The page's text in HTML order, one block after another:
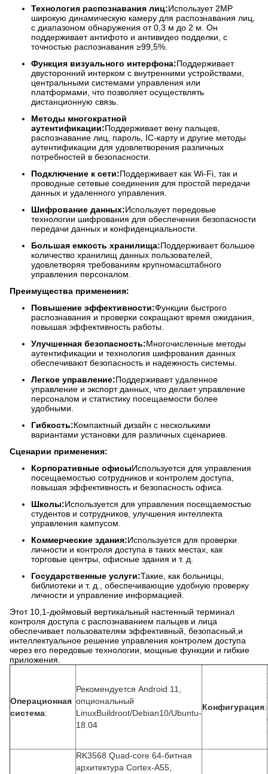
Технология распознавания лиц:Использует 2MP
широкую динамическую камеру для распознавания лиц,
с диапазоном обнаружения от 0,3 м до 2 м. Он
поддерживает антифото и антивидео подделки, с
точностью распознавания ≥99,5%.
Функция визуального интерфона:Поддерживает
двусторонний интерком с внутренними устройствами,
центральными системами управления или
платформами, что позволяет осуществлять
дистанционную связь.
Методы многократной
аутентификации:Поддерживает вену пальцев,
распознавание лиц, пароль, IC-карту и другие методы
аутентификации для удовлетворения различных
потребностей в безопасности.
Подключение к сети:Поддерживает как Wi-Fi, так и
проводные сетевые соединения для простой передачи
данных и удаленного управления.
Шифрование данных:Использует передовые
технологии шифрования для обеспечения безопасности
передачи данных и конфиденциальности.
Большая емкость хранилища:Поддерживает большое
количество хранилищ данных пользователей,
удовлетворяя требованиям крупномасштабного
управления персоналом.
Преимущества применения:
Повышение эффективности:Функции быстрого
распознавания и проверки сокращают время ожидания,
повышая эффективность работы.
Улучшенная безопасность:Многочисленные методы
аутентификации и технология шифрования данных
обеспечивают безопасность и надежность системы.
Легкое управление:Поддерживает удаленное
управление и экспорт данных, что делает управление
персоналом и статистику посещаемости более
удобными.
Гибкость:Компактный дизайн с несколькими
вариантами установки для различных сценариев.
Сценарии применения:
Корпоративные офисыИспользуется для управления
посещаемостью сотрудников и контролем доступа,
повышая эффективность и безопасность офиса.
Школы:Используется для управления посещаемостью
студентов и сотрудников, улучшения интеллекта
управления кампусом.
Коммерческие здания:Используется для проверки
личности и контроля доступа в таких местах, как
торговые центры, офисные здания и т. д.
Государственные услуги:Такие, как больницы,
библиотеки и т. д., обеспечивающие удобную проверку
личности и управление информацией.
Этот 10,1-дюймовый вертикальный настенный терминал
контроля доступа с распознаванием пальцев и лица
обеспечивает пользователям эффективный, безопасный,и
интеллектуальное решение управления контролем доступа
через его передовые технологии, мощные функции и гибкие
приложения.
Операционная
система:
Рекомендуется Android 11,
опциональный
LinuxBuildroot/Debian10/Ubuntu-
18.04
Конфигурация:
RK3568 Quad-core 64-битная
архитектура Cortex-A55,